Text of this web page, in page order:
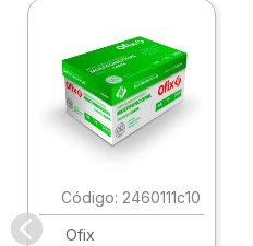
: 2460111c10
Ofix